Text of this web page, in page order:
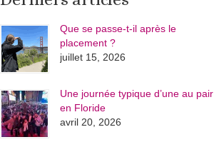
Que se passe-t-il après le
placement ?
juillet 15, 2026
Une journée typique d’une au pair
en Floride
avril 20, 2026